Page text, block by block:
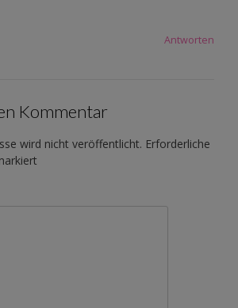
Antworten
Kommentar
wird nicht veröffentlicht. Erforderliche